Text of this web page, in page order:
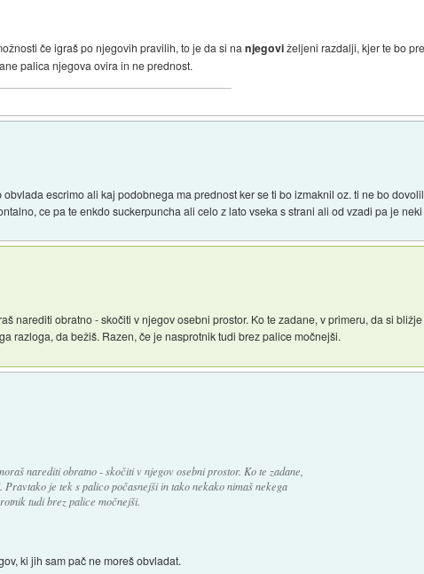
če igraš po njegovih pravilih, to je da si nanjegoviželjeni razdalji, kjer te bo
palica njegova ovira in ne prednost.
obvlada escrimo ali kaj podobnega ma prednost ker se ti bo izmaknil oz. ti ne bo
ce pa te enkdo suckerpuncha ali celo z lato vseka s strani ali od vzadi pa je
narediti obratno - skočiti v njegov osebni prostor. Ko te zadane, v primeru, da si
razloga, da bežiš. Razen, če je nasprotnik tudi brez palice močnejši.
narediti obratno - skočiti v njegov osebni prostor. Ko te zadane,
je tek s palico počasnejši in tako nekako nimaš nekega
tudi brez palice močnejši.
ki jih sam pač ne moreš obvladat.